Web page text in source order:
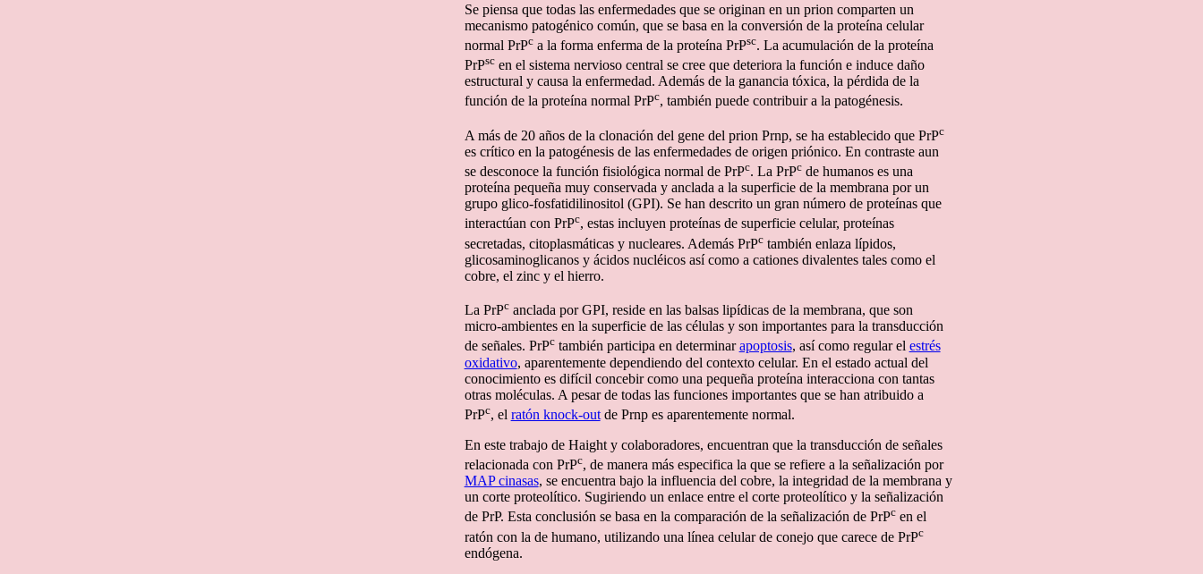
Se piensa que todas las enfermedades que se originan en un prion comparten un
mecanismo patogénico común, que se basa en la conversión de la proteína celular
normal PrPca la forma enferma de la proteína PrPsc. La acumulación de la proteína
PrPscen el sistema nervioso central se cree que deteriora la función e induce daño
estructural y causa la enfermedad. Además de la ganancia tóxica, la pérdida de la
función de la proteína normal PrPc, también puede contribuir a la patogénesis.
A más de 20 años de la clonación del gene del prion Prnp, se ha establecido que PrPc
es crítico en la patogénesis de las enfermedades de origen priónico. En contraste aun
se desconoce la función fisiológica normal de PrPc. La PrPcde humanos es una
proteína pequeña muy conservada y anclada a la superficie de la membrana por un
grupo glico-fosfatidilinositol (GPI). Se han descrito un gran número de proteínas que
interactúan con PrPc, estas incluyen proteínas de superficie celular, proteínas
secretadas, citoplasmáticas y nucleares. Además PrPctambién enlaza lípidos,
glicosaminoglicanos y ácidos nucléicos así como a cationes divalentes tales como el
cobre, el zinc y el hierro.
La PrPcanclada por GPI, reside en las balsas lipídicas de la membrana, que son
micro-ambientes en la superficie de las células y son importantes para la transducción
de señales. PrPctambién participa en determinarapoptosis, así como regular el estrés
oxidativo, aparentemente dependiendo del contexto celular. En el estado actual del
conocimiento es difícil concebir como una pequeña proteína interacciona con tantas
otras moléculas. A pesar de todas las funciones importantes que se han atribuido a
PrPc, el ratón knock-outde Prnp es aparentemente normal.
En este trabajo de Haight y colaboradores, encuentran que la transducción de señales
relacionada con PrPc, de manera más especifica la que se refiere a la señalización por
MAP cinasas, se encuentra bajo la influencia del cobre, la integridad de la membrana y
un corte proteolítico. Sugiriendo un enlace entre el corte proteolítico y la señalización
de PrP. Esta conclusión se basa en la comparación de la señalización de PrPcen el
ratón con la de humano, utilizando una línea celular de conejo que carece de PrPc
endógena.